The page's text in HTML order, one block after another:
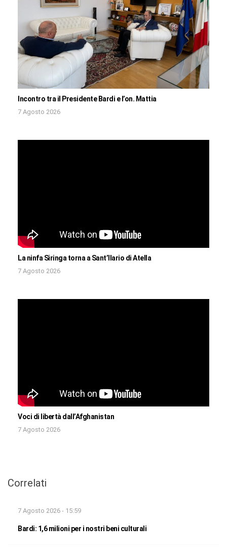
Incontro tra il Presidente Bardi e l’on. Mattia
7 Agosto 2026
La ninfa Siringa torna a Sant’Ilario di Atella
7 Agosto 2026
Voci di libertà dall’Afghanistan
7 Agosto 2026
Correlati
7 Agosto 2026 - 15:59
Bardi: 1,6 milioni per i nostri beni culturali